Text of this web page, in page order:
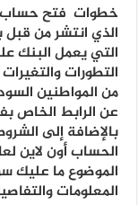
الذي انتشر من قبل
التي يعمل البنك
التطورات
من المواطنين
عن الرابط الخاص
بالإضافة إلى
الموضوع ما عليك
المعلومات